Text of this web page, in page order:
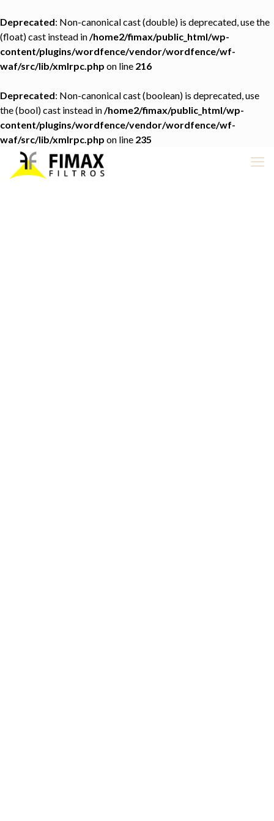
Deprecated: Non-canonical cast (double) is deprecated, use the
(float) cast instead in/home2/fimax/public_html/wp-
content/plugins/wordfence/vendor/wordfence/wf-
waf/src/lib/xmlrpc.php on line 216
Deprecated: Non-canonical cast (boolean) is deprecated, use
the (bool) cast instead in/home2/fimax/public_html/wp-
content/plugins/wordfence/vendor/wordfence/wf-
waf/src/lib/xmlrpc.php on line 235